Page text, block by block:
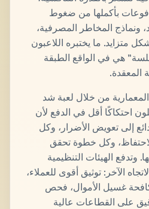
بأكملها من ضغوط
ونماذج المخاطر المصرفية،
متزايد. ما يختبره اللاعبون
هي في الواقع الطبقة
المعقدة.
من خلال لعبة شد
احتكاكًا أقل في الدفع لأن
إلى تعويض الأضرار، وكل
وكل خطوة تحقق
وتدفع الهيئات التنظيمية
الآخر: توثيق أقوى للعملاء،
غسيل الأموال، فحص
على القطاعات عالية